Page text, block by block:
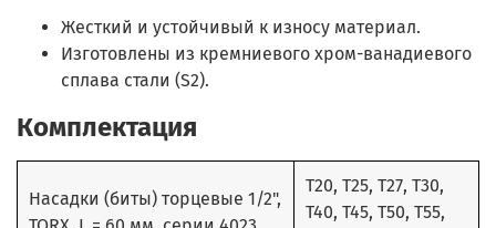
Жесткий и устойчивый к износу материал.
Изготовлены из кремниевого хром-ванадиевого
сплава стали (S2).
Комплектация
Насадки (биты) торцевые 1/2",
T20, T25, T27, T30,
T40, T45, T50, T55,